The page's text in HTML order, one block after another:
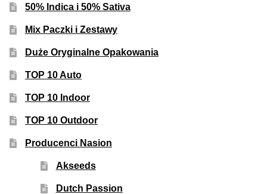
50% Indica i 50% Sativa
Mix Paczki i Zestawy
Duże Oryginalne Opakowania
TOP 10 Auto
TOP 10 Indoor
TOP 10 Outdoor
Producenci Nasion
Akseeds
Dutch Passion